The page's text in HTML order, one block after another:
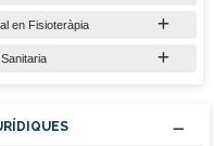
en Fisioteràpia